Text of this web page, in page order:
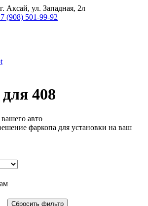
Аксай, ул. Западная, 2л
(908) 501-99-92
408
авто
фаркопа для установки на ваш